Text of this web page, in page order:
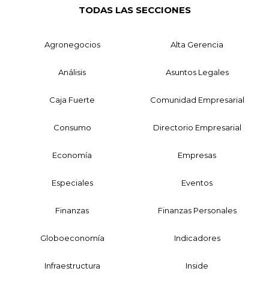
TODAS LAS SECCIONES
Agronegocios Alta Gerencia
Análisis Asuntos Legales
Caja Fuerte Comunidad Empresarial
Consumo Directorio Empresarial
Economía Empresas
Especiales Eventos
Finanzas Finanzas Personales
Globoeconomía Indicadores
Infraestructura Inside